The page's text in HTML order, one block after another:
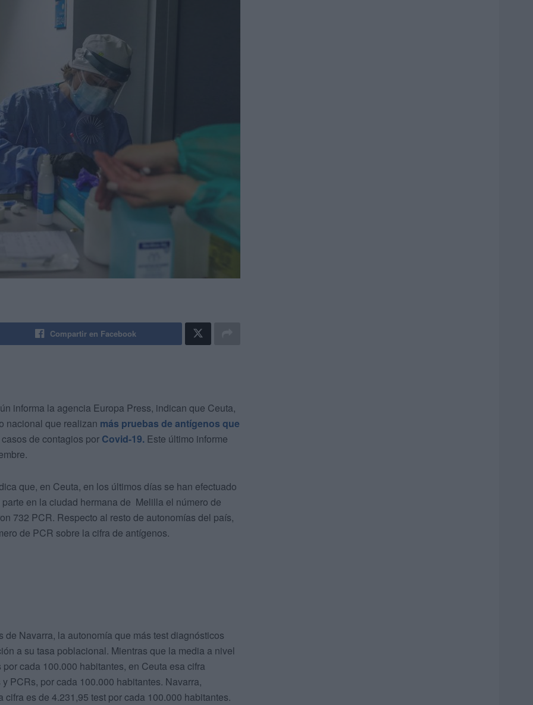
Compartir en Facebook
informa la agencia Europa Press, indican que Ceuta,
nacional que realizan más pruebas de antígenos que
de contagios por Covid-19. Este último informe
que, en Ceuta, en los últimos días se han efectuado
en la ciudad hermana de Melilla el número de
732 PCR. Respecto al resto de autonomías del país,
de PCR sobre la cifra de antígenos.
Navarra, la autonomía que más test diagnósticos
a su tasa poblacional. Mientras que la media a nivel
cada 100.000 habitantes, en Ceuta esa cifra
PCRs, por cada 100.000 habitantes. Navarra,
es de 4.231,95 test por cada 100.000 habitantes.